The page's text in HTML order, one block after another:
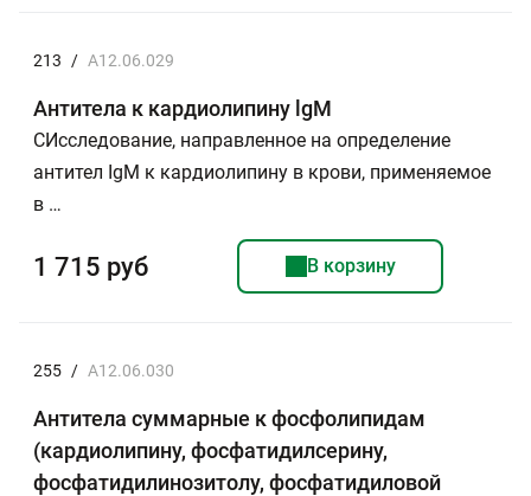
213 / A12.06.029
Антитела к кардиолипину lgМ
СИсследование, направленное на определение
антител IgM к кардиолипину в крови, применяемое
в …
1 715 руб В корзину
255 / A12.06.030
Антитела суммарные к фосфолипидам
(кардиолипину, фосфатидилсерину,
фосфатидилинозитолу, фосфатидиловой